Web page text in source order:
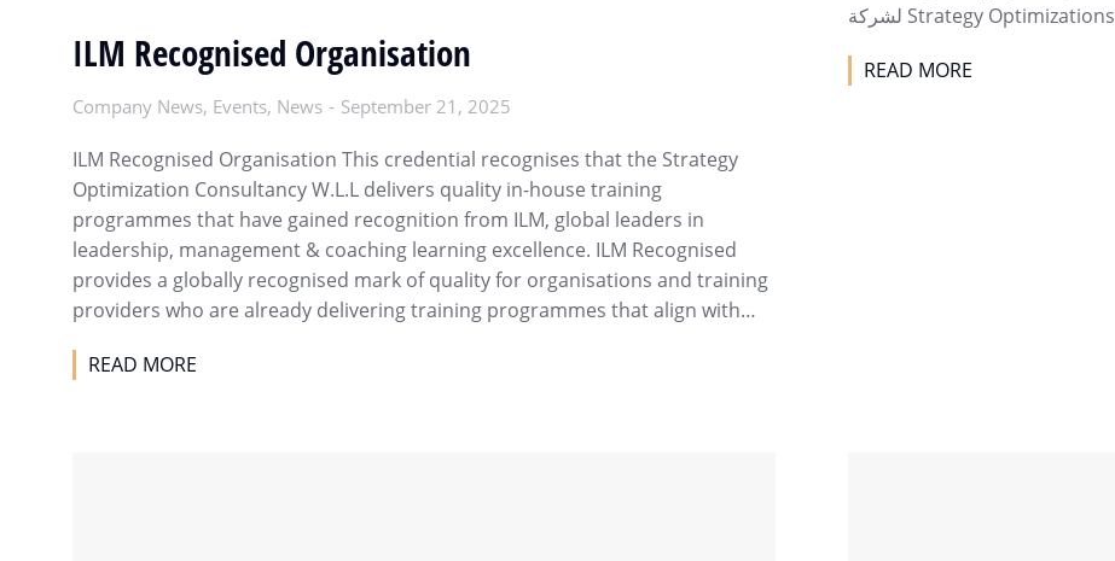
ILM Recognised Organisation
Company News, Events, News September 21, 2025
ILM Recognised Organisation This credential recognises that the Strategy
Optimization Consultancy W.L.L delivers quality in-house training
programmes that have gained recognition from ILM, global leaders in
leadership, management & coaching learning excellence. ILM Recognised
provides a globally recognised mark of quality for organisations and training
providers who are already delivering training programmes that align with…
READ MORE
لشركة Strategy Optimizations
READ MORE